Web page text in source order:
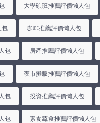
大學碩班推薦評價懶人包
包 咖啡推薦評價懶人包
包 房產推薦評價懶人包
夜市攤販推薦評價懶人包
包 投資推薦評價懶人包
包 素食蔬食推薦評價懶人包